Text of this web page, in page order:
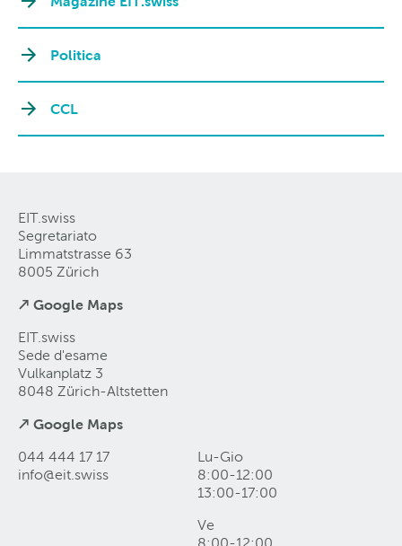
Politica
CCL
EIT.swiss
Segretariato
Limmatstrasse 63
8005 Zürich
↗ Google Maps
EIT.swiss
Sede d'esame
Vulkanplatz 3
8048 Zürich-Altstetten
↗ Google Maps
044 444 17 17
info@eit swiss
Lu-Gio
8:00-12:00
13:00-17:00
Ve
8:00-12:00